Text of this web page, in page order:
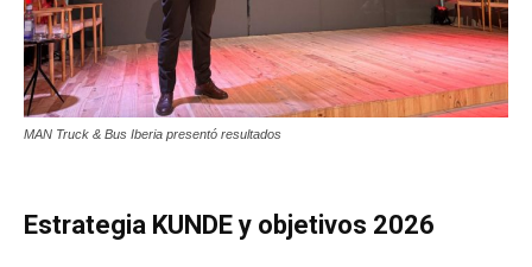
MAN Truck & Bus Iberia presentó resultados
Estrategia KUNDE y objetivos 2026